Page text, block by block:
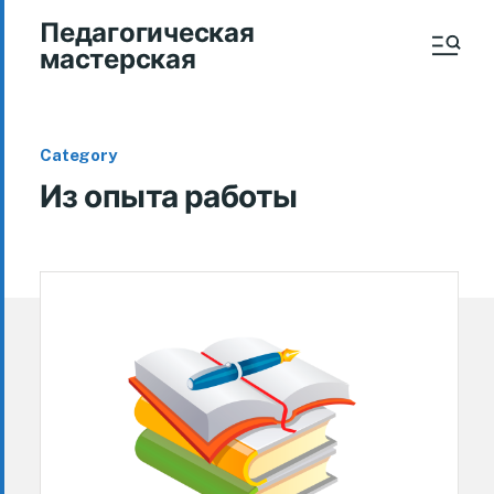
Педагогическая
мастерская
Category
Из опыта работы